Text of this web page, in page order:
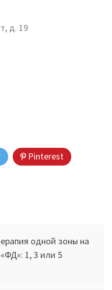
д. 19
Pinterest
одной зоны на
1, 3 или 5